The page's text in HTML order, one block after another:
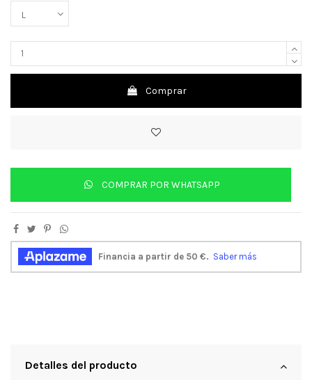
Comprar
COMPRAR POR WHATSAPP
Detalles del producto